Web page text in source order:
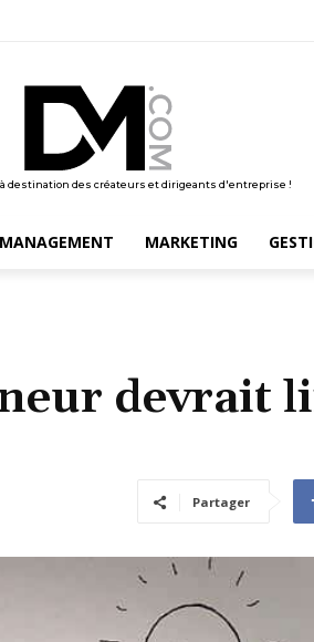
destination des créateurs et dirigeants d'entreprise !
MANAGEMENT MARKETING
devrait
Partager